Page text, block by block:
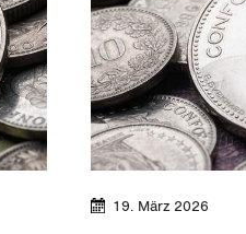
19. März 2026